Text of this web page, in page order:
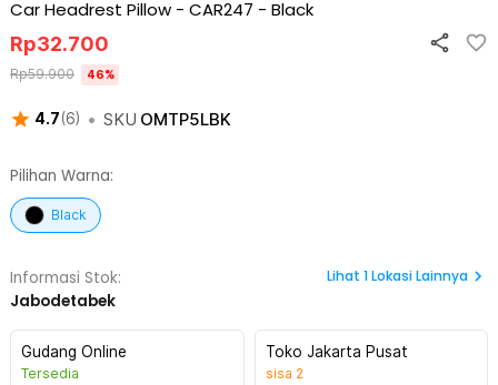
Car Headrest Pillow - CAR247 - Black
4.7(6) • SKU OMTP5LBK
Rp32.700
Rp59.900 46%
Pilihan Warna:
Black
Informasi Stok:
Jabodetabek
Lihat 1Lokasi Lainnya
Gudang Online
Tersedia
Toko Jakarta Pusat
sisa 2